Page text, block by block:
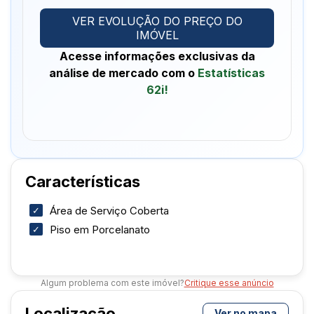
facilitando deslocamentos diários.
Quer transformar esse sonho em realidade? Entre
em contato pelo WhatsApp ou ligue para agendar
sua visita e conhecer de perto esse excelente
imóvel. Estamos prontos para ajudar você a dar o
VER EVOLUÇÃO DO PREÇO DO
IMÓVEL
Acesse informações exclusivas da
análise de mercado com o Estatísticas
62i!
Características
Área de Serviço Coberta
Piso em Porcelanato
Algum problema com este imóvel?Critique esse anúncio